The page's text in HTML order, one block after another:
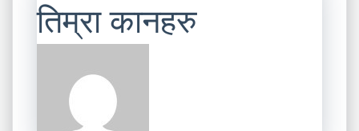
तिम्रा कानहरु